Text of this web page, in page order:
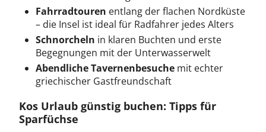
Fahrradtouren entlang der flachen Nordküste
– die Insel ist ideal für Radfahrer jedes Alters
Schnorcheln in klaren Buchten und erste
Begegnungen mit der Unterwasserwelt
Abendliche Tavernenbesuche mit echter
griechischer Gastfreundschaft
Kos Urlaub günstig buchen: Tipps für
Sparfüchse